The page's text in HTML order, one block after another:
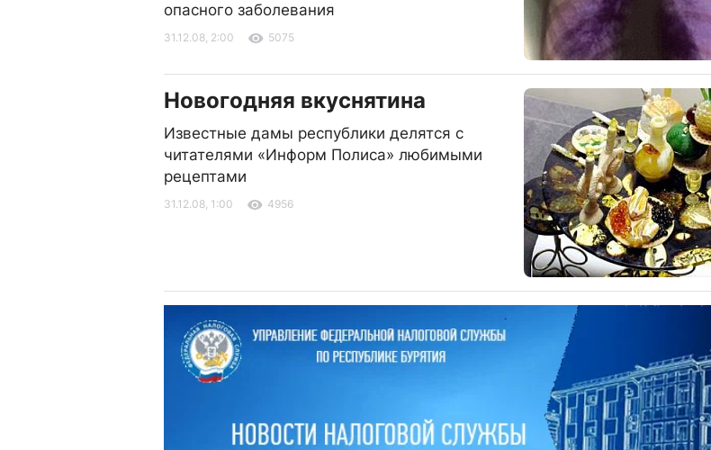
опасного заболевания
31.12.08, 2:00 5075
Новогодняя вкуснятина
Известные дамы республики делятся с
читателями «Информ Полиса» любимыми
рецептами
31.12.08, 1:00 4956